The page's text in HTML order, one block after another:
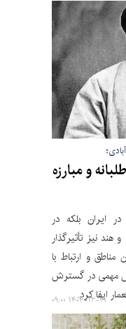
و مبارزه
ایران بلکه در
نیز تأثیرگذار
و ارتباط با
مهمی در گسترش
ایفا کرد.
۱۴۰۴-۱۲-۲۱ ۰۹:۰۰